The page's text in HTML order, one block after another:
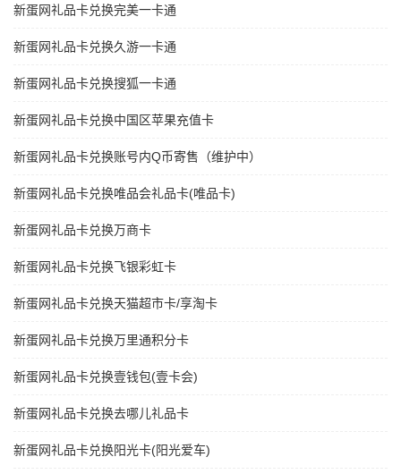
新蛋网礼品卡兑换完美一卡通
新蛋网礼品卡兑换久游一卡通
新蛋网礼品卡兑换搜狐一卡通
新蛋网礼品卡兑换中国区苹果充值卡
新蛋网礼品卡兑换账号内Q币寄售（维护中）
新蛋网礼品卡兑换唯品会礼品卡(唯品卡)
新蛋网礼品卡兑换万商卡
新蛋网礼品卡兑换飞银彩虹卡
新蛋网礼品卡兑换天猫超市卡/享淘卡
新蛋网礼品卡兑换万里通积分卡
新蛋网礼品卡兑换壹钱包(壹卡会)
新蛋网礼品卡兑换去哪儿礼品卡
新蛋网礼品卡兑换阳光卡(阳光爱车)